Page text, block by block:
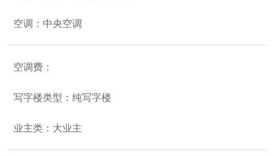
空调：中央空调
空调费：
写字楼类型：纯写字楼
业主类：大业主